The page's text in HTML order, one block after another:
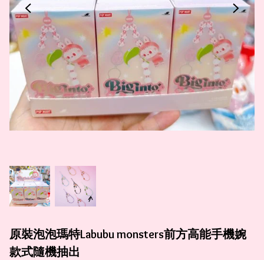
原裝泡泡瑪特Labubu monsters前方高能手機婉
款式隨機抽出